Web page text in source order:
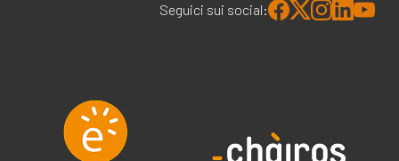
Seguici sui social: